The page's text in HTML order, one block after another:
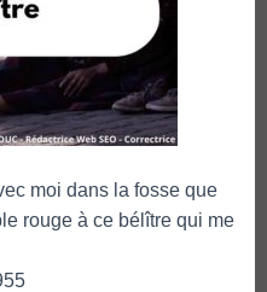
moi dans la fosse que
rouge à ce bélître qui me